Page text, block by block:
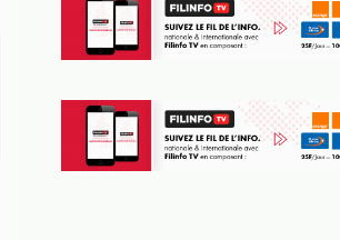
VOUS ABONNER